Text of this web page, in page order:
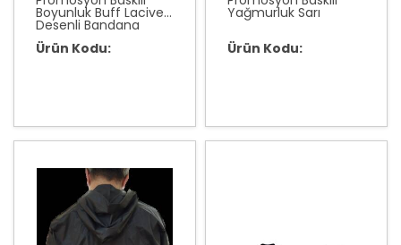
Boyunluk Buff Lacivert
Desenli Bandana
Ürün Kodu:
Yağmurluk Sarı
Ürün Kodu: